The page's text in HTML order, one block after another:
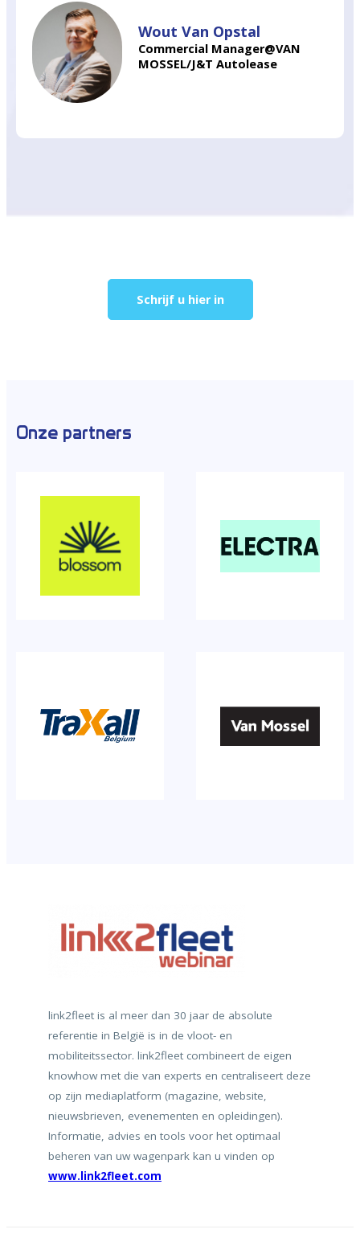
Wout Van Opstal
Commercial Manager@VAN
MOSSEL/J&T Autolease
Schrijf u hier in
Onze partners
link2fleet is al meer dan 30 jaar de absolute
referentie in België is in de vloot- en
mobiliteitssector. link2fleet combineert de eigen
knowhow met die van experts en centraliseert deze
op zijn mediaplatform (magazine, website,
nieuwsbrieven, evenementen en opleidingen).
Informatie, advies en tools voor het optimaal
beheren van uw wagenpark kan u vinden op
www.link2fleet.com